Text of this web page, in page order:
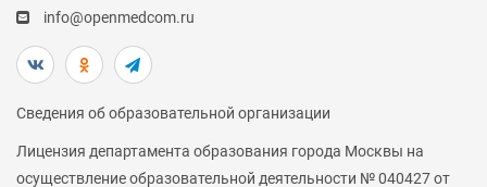
info@openmedcom.ru
Сведения об образовательной организации
Лицензия департамента образования города Москвы на
осуществление образовательной деятельности № 040427 от